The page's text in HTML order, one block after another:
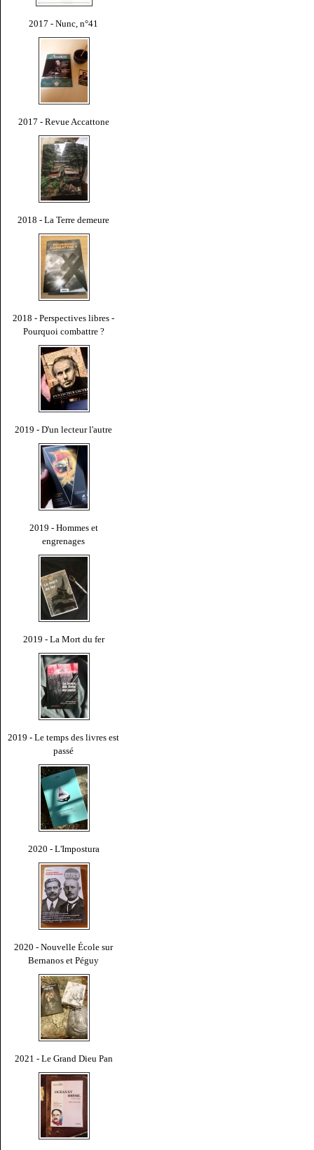
2017 - Nunc, n°41
2017 - Revue Accattone
2018 - La Terre demeure
2018 - Perspectives libres -
Pourquoi combattre ?
2019 - D'un lecteur l'autre
2019 - Hommes et
engrenages
2019 - La Mort du fer
2019 - Le temps des livres est
passé
2020 - L'Impostura
2020 - Nouvelle École sur
Bernanos et Péguy
2021 - Le Grand Dieu Pan